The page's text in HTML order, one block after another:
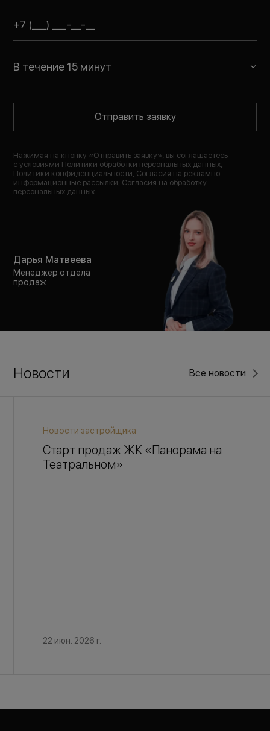
В течение 15 минут
Отправить заявку
Нажимая на кнопку «Отправить заявку», вы соглашаетесь
с условиями Политики обработки персональных данных
Политики конфиденциальности Согласия на рекламно-
информационные рассылки Согласия на обработку
персональных данных
Дарья Матвеева
Менеджер отдела
продаж
Новости Все новости
Новости застройщика
Старт продаж ЖК «Панорама на
Театральном»
22 июн. 2026 г.